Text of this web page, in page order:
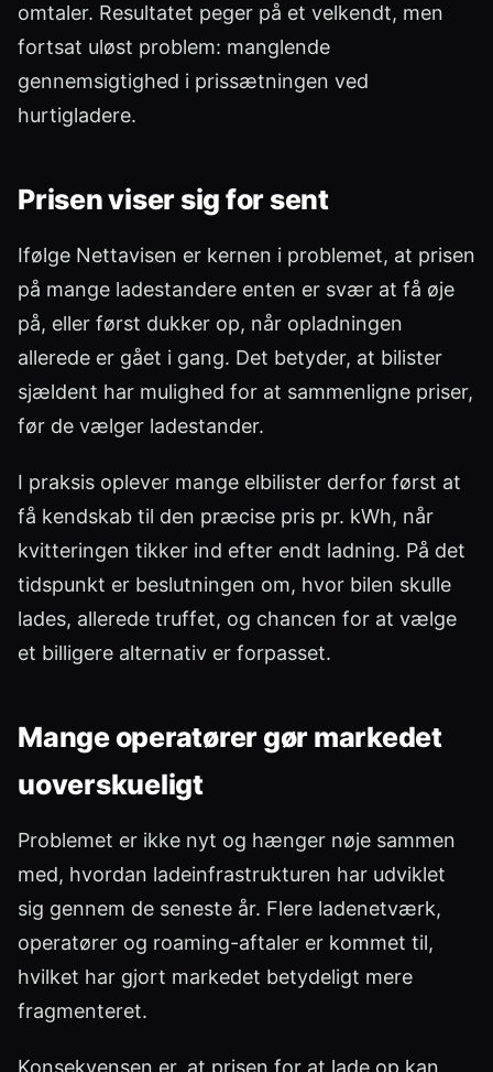
omtaler. Resultatet peger på et velkendt, men
fortsat uløst problem: manglende
gennemsigtighed i prissætningen ved
hurtigladere.
Prisen viser sig for sent
Ifølge Nettavisen er kernen i problemet, at prisen
på mange ladestandere enten er svær at få øje
på, eller først dukker op, når opladningen
allerede er gået i gang. Det betyder, at bilister
sjældent har mulighed for at sammenligne priser,
før de vælger ladestander.
I praksis oplever mange elbilister derfor først at
få kendskab til den præcise pris pr. kWh, når
kvitteringen tikker ind efter endt ladning. På det
tidspunkt er beslutningen om, hvor bilen skulle
lades, allerede truffet, og chancen for at vælge
et billigere alternativ er forpasset.
Mange operatører gør markedet
uoverskueligt
Problemet er ikke nyt og hænger nøje sammen
med, hvordan ladeinfrastrukturen har udviklet
sig gennem de seneste år. Flere ladenetværk,
operatører og roaming-aftaler er kommet til,
hvilket har gjort markedet betydeligt mere
fragmenteret.